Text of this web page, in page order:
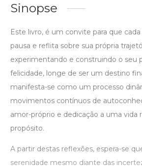
Sinopse
Este livro, é um convite para que
pausa e reflita sobre sua própria
experimentando e construindo o seu
felicidade, longe de ser um destino
manifesta-se como um processo
movimentos contínuos de
amor-próprio e dedicação a uma vida
propósito.
A partir destas reflexões, espera-se
serenidade mesmo diante das